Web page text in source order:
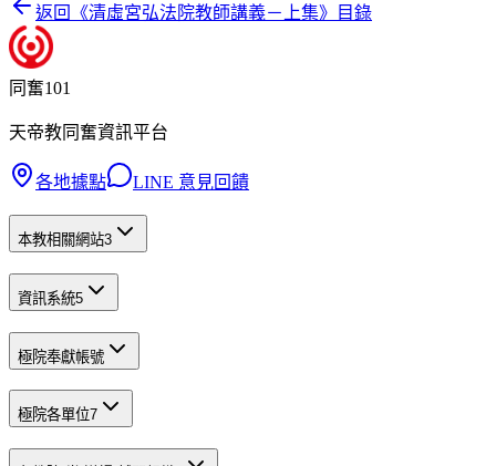
返回《清虛宮弘法院教師講義－上集》目錄
同奮101
天帝教同奮資訊平台
各地據點 LINE 意見回饋
本教相關網站3
資訊系統5
極院奉獻帳號
極院各單位7